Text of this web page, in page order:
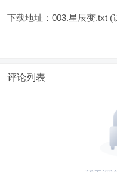
下载地址： 003.星辰变.txt (
评论列表